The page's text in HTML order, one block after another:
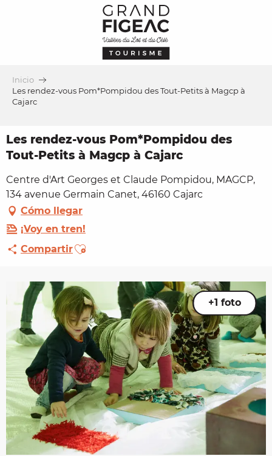
Inicio
Les rendez-vous Pom*Pompidou des Tout-Petits à Magcp à
Cajarc
Les rendez-vous Pom*Pompidou des
Tout-Petits à Magcp à Cajarc
Centre d'Art Georges et Claude Pompidou, MAGCP,
134 avenue Germain Canet, 46160 Cajarc
Cómo llegar
¡Voy en tren!
CompartirAjouter aux favoris
+1 foto